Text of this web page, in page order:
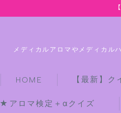
メディカルアロマやメディカル
HOME 【最新】
★アロマ検定＋αクイズ